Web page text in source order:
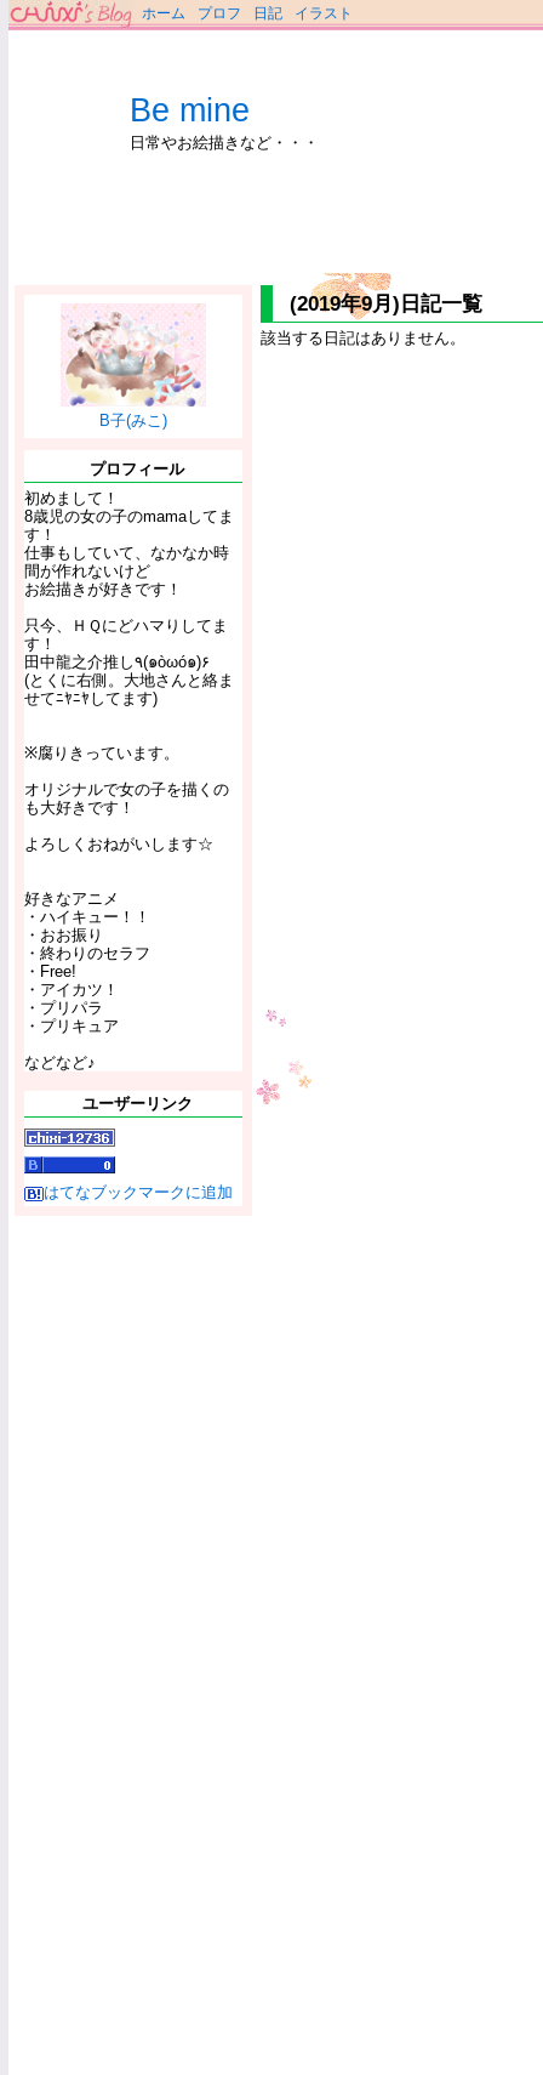
ホーム プロフ 日記 イラスト
Be mine
日常やお絵描きなど・・・
B子(みこ)
プロフィール
初めまして！
8歳児の女の子のmamaしてま
す！
仕事もしていて、なかなか時
間が作れないけど
お絵描きが好きです！
只今、ＨＱにどハマりしてま
す！
田中龍之介推し٩(๑òωó๑)۶
(とくに右側。大地さんと絡ま
せてﾆﾔﾆﾔしてます)
※腐りきっています。
オリジナルで女の子を描くの
も大好きです！
よろしくおねがいします☆
好きなアニメ
・ハイキュー！！
・おお振り
・終わりのセラフ
・Free!
・アイカツ！
・プリパラ
・プリキュア
などなど♪
ユーザーリンク
はてなブックマークに追加
(2019年9月)日記一覧
該当する日記はありません。